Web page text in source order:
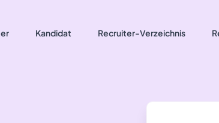
Kandidat Recruiter-Verzeichnis